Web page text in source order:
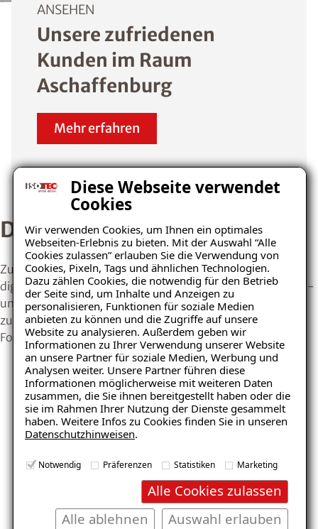
Diese Webseite verwendet
Cookies
Wir verwenden Cookies, um Ihnen ein optimales
Webseiten-Erlebnis zu bieten. Mit der Auswahl “Alle
Cookies zulassen” erlauben Sie die Verwendung von
Cookies, Pixeln, Tags und ähnlichen Technologien.
Dazu zählen Cookies, die notwendig für den Betrieb
der Seite sind, um Inhalte und Anzeigen zu
personalisieren, Funktionen für soziale Medien
anbieten zu können und die Zugriffe auf unsere
Website zu analysieren. Außerdem geben wir
Informationen zu Ihrer Verwendung unserer Website
an unsere Partner für soziale Medien, Werbung und
Analysen weiter. Unsere Partner führen diese
Informationen möglicherweise mit weiteren Daten
zusammen, die Sie ihnen bereitgestellt haben oder die
sie im Rahmen Ihrer Nutzung der Dienste gesammelt
haben. Weitere Infos zu Cookies finden Sie in unseren
Datenschutzhinweisen.
Notwendig Präferenzen Statistiken Marketing
Alle Cookies zulassen
Auswahl erlauben
Alle ablehnen
ANSEHEN
Unsere zufriedenen
Kunden im Raum
Aschaffenburg
Mehr erfahren
Der ISOTEC-Balkondesigner
Zur Vorbereitung einer Balkonsanierung bietet unser
digitales Planungstool die Möglichkeit, verschiedene Farb-
und Strukturvarianten der Balkonoberfläche realitätsnah
zu visualisieren – auf Wunsch auch mit einem eigenen
Foto.
Ratgeber „Balkon & Terrasse“
– jetzt kostenlos
herunterladen!